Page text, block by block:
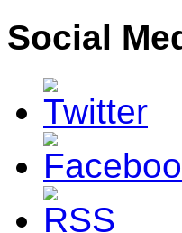
Social